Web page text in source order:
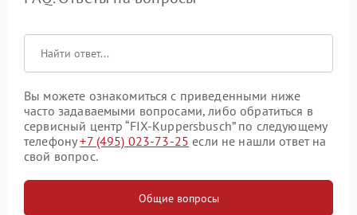
Вы можете ознакомиться с приведенными ниже
часто задаваемыми вопросами, либо обратиться в
сервисный центр “FIX-Kuppersbusch” по следующему
телефону+7 (495) 023-73-25 если не нашли ответ на
свой вопрос.
Общие вопросы